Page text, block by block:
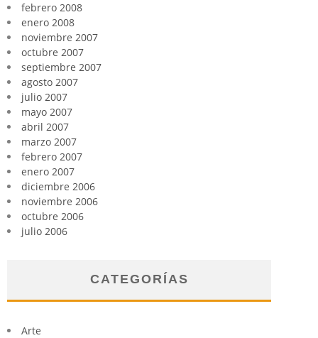
febrero 2008
enero 2008
noviembre 2007
octubre 2007
septiembre 2007
agosto 2007
julio 2007
mayo 2007
abril 2007
marzo 2007
febrero 2007
enero 2007
diciembre 2006
noviembre 2006
octubre 2006
julio 2006
CATEGORÍAS
Arte